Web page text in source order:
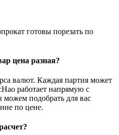
готовы порезать по
цена разная?
валют. Каждая партия может
работает напрямую с
можем подобрать для вас
по цене.